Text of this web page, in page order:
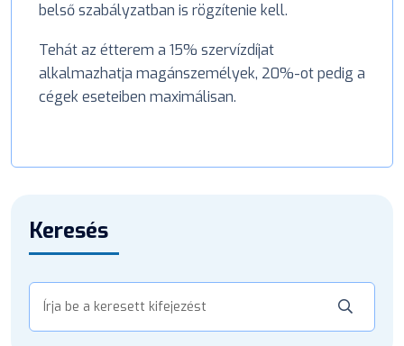
belső szabályzatban is rögzítenie kell.
Tehát az étterem a 15% szervízdíjat
alkalmazhatja magánszemélyek, 20%-ot pedig a
cégek eseteiben maximálisan.
Keresés